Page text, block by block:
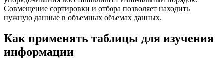
Совмещение сортировки и отбора позволяет находить
нужную данные в объемных объемах данных.
Как применять таблицы для изучения
информации